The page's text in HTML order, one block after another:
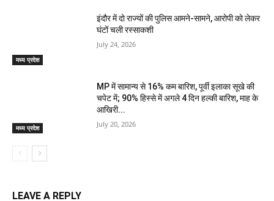
मध्य प्रदेश
इंदौर में दो राज्यों की पुलिस आमने-सामने, आरोपी को लेकर
घंटों चली रस्साकशी
July 24, 2026
मध्य प्रदेश
MP में सामान्य से 16% कम बारिश, पूर्वी इलाका सूखे की
चपेट में; 90% हिस्से में अगले 4 दिन हल्की बारिश, माह के
आखिरी...
July 20, 2026
LEAVE A REPLY